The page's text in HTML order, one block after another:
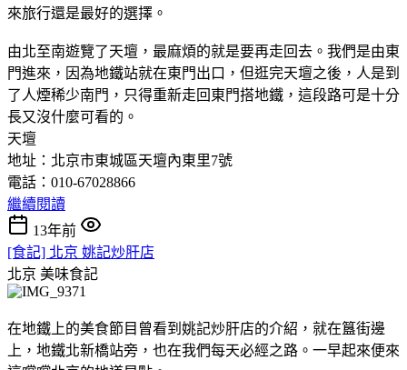
來旅行還是最好的選擇。
由北至南遊覽了天壇，最麻煩的就是要再走回去。我們是由東
門進來，因為地鐵站就在東門出口，但逛完天壇之後，人是到
了人煙稀少南門，只得重新走回東門搭地鐵，這段路可是十分
長又沒什麼可看的。
天壇
地址：北京市東城區天壇內東里7號
電話：010-67028866
繼續閱讀
13年前
[食記] 北京 姚記炒肝店
北京 美味食記
在地鐵上的美食節目曾看到姚記炒肝店的介紹，就在簋街邊
上，地鐵北新橋站旁，也在我們每天必經之路。一早起來便來